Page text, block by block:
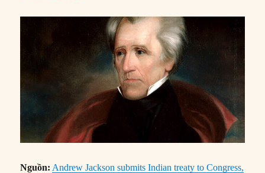
Nguồn: Andrew Jackson submits Indian treaty to Congress,